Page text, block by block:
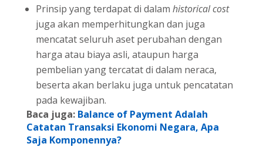
Prinsip yang terdapat di dalam historical cost
juga akan memperhitungkan dan juga
mencatat seluruh aset perubahan dengan
harga atau biaya asli, ataupun harga
pembelian yang tercatat di dalam neraca,
beserta akan berlaku juga untuk pencatatan
pada kewajiban.
Baca juga: Balance of Payment Adalah
Catatan Transaksi Ekonomi Negara, Apa
Saja Komponennya?